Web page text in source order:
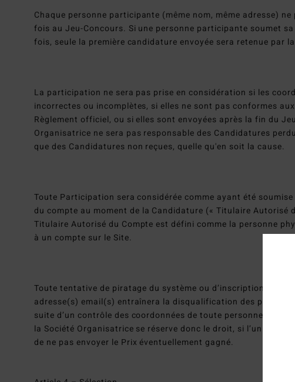
Chaque personne participante (même nom, même adresse)
fois au Jeu-Concours. Si une personne participante soumet
fois, seule la première candidature envoyée sera retenue par
La participation ne sera pas prise en considération si les
incorrectes ou incomplètes, si elles ne sont pas conformes
Règlement officiel, ou si elles sont envoyées après la fin du
Organisatrice ne sera pas responsable des Candidatures
que des Candidatures non reçues, quelle qu'en soit la cause.
Toute Participation sera considérée comme ayant été
du compte au moment de la Candidature (« Titulaire Autorisé
Titulaire Autorisé du Compte est défini comme la personne
à un compte sur le Site.
Toute tentative de piratage du système ou d’inscription
adresse(s) email(s) entraînera la disqualification des
suite d’un contrôle des coordonnées de toute personne
la Société Organisatrice se réserve donc le droit, si l’un des
de ne pas envoyer le Prix éventuellement gagné.